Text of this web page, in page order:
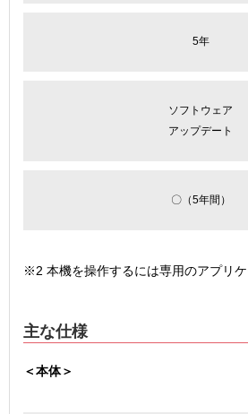
5年
ソフトウェア
アップデート
〇（5年間）
※2 本機を操作するには専用のアプリケ
主な仕様
＜本体＞